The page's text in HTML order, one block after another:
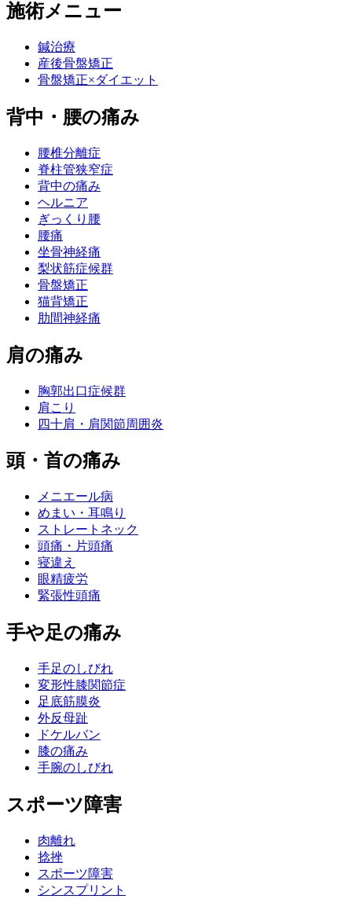
施術メニュー
鍼治療
産後骨盤矯正
骨盤矯正×ダイエット
背中・腰の痛み
腰椎分離症
脊柱管狭窄症
背中の痛み
ヘルニア
ぎっくり腰
腰痛
坐骨神経痛
梨状筋症候群
骨盤矯正
猫背矯正
肋間神経痛
肩の痛み
胸郭出口症候群
肩こり
四十肩・肩関節周囲炎
頭・首の痛み
メニエール病
めまい・耳鳴り
ストレートネック
頭痛・片頭痛
寝違え
眼精疲労
緊張性頭痛
手や足の痛み
手足のしびれ
変形性膝関節症
足底筋膜炎
外反母趾
ドケルバン
膝の痛み
手腕のしびれ
スポーツ障害
肉離れ
捻挫
スポーツ障害
シンスプリント